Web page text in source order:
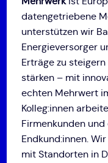
datengetriebene
unterstützen wir
Energieversorger
Erträge zu
stärken – mit
echten Mehrwert
Kolleg:innen
Firmenkunden
Endkund:innen.
mit Standorten in